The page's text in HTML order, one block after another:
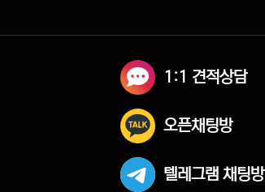
1:1 견적상담
오픈채팅방
텔레그램 채팅방